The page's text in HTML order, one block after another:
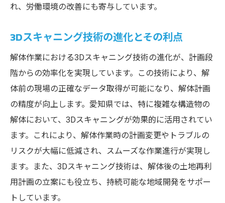
3Dスキャンによる現場データの活用法
リスクを低減するテクノロジーの役割
多様なデータ解析技術の組み合わせ
無人化による作業のスピードアップ
愛知県の解体工事で進む廃棄物リサイクルの取
り組み
廃棄物の再資源化技術の最前線
廃棄物の分別とリサイクルの流れ
地域社会と連携するリサイクル活動
持続可能なリサイクルシステムの構築
れ、労働環境の改善にも寄与しています。
3Dスキャニング技術の進化とその利点
解体作業における3Dスキャニング技術の進化が、計画段
階からの効率化を実現しています。この技術により、解
体前の現場の正確なデータ取得が可能になり、解体計画
の精度が向上します。愛知県では、特に複雑な構造物の
解体において、3Dスキャニングが効果的に活用されてい
ます。これにより、解体作業時の計画変更やトラブルの
リスクが大幅に低減され、スムーズな作業進行が実現し
ます。また、3Dスキャニング技術は、解体後の土地再利
用計画の立案にも役立ち、持続可能な地域開発をサポー
トしています。